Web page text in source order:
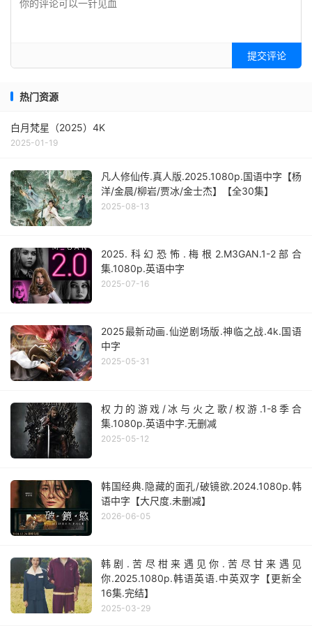
提交评论
热门资源
白月梵星（2025）4K
2025-01-19
凡人修仙传.真人版.2025.1080p.国语中字【杨
洋/金晨/柳岩/贾冰/金士杰】【全30集】
2025-08-13
2025.科幻恐怖.梅根2.M3GAN.1-2部合
集.1080p.英语中字
2025-07-16
2025最新动画.仙逆剧场版.神临之战.4k.国语
中字
2025-05-31
权力的游戏/冰与火之歌/权游.1-8季合
集.1080p.英语中字.无删减
2025-05-12
韩国经典.隐藏的面孔/破镜欲.2024.1080p.韩
语中字【大尺度.未删减】
2026-06-05
韩剧.苦尽柑来遇见你.苦尽甘来遇见
你.2025.1080p.韩语英语.中英双字【更新全
16集.完结】
2025-03-29